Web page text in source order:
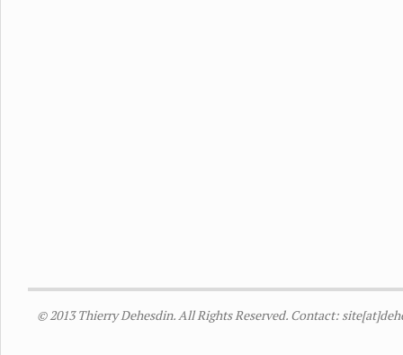
© 2013 Thierry Dehesdin. All Rights Reserved. Contact: